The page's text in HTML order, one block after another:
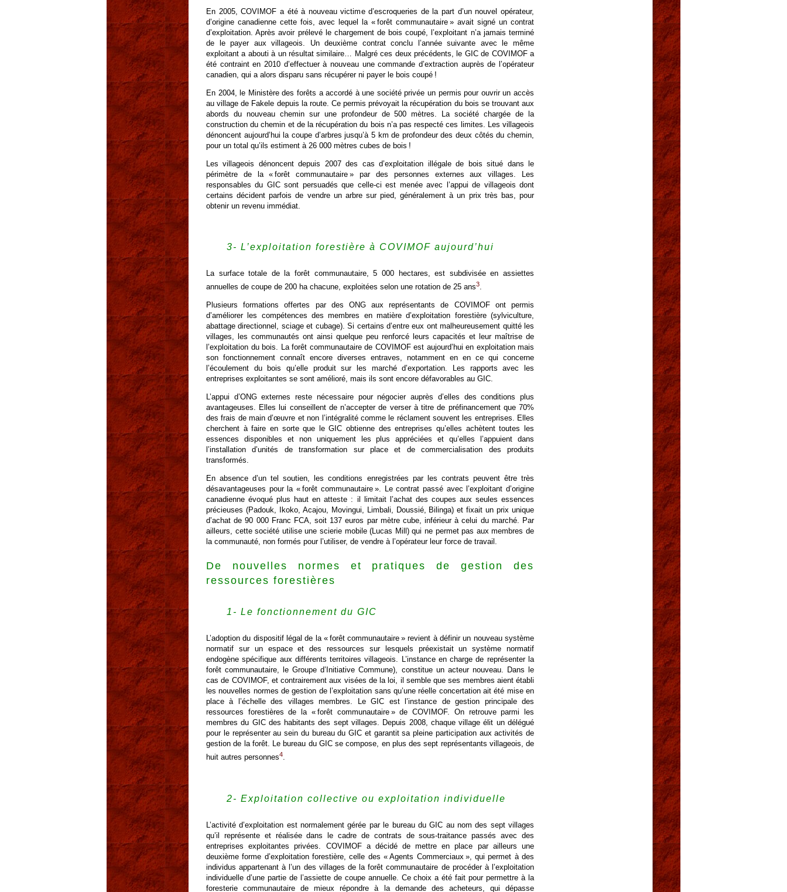
En 2005, COVIMOF a été à nouveau victime d’escroqueries de la part d’un nouvel opérateur,
d’origine canadienne cette fois, avec lequel la « forêt communautaire » avait signé un contrat
d’exploitation. Après avoir prélevé le chargement de bois coupé, l’exploitant n’a jamais terminé
de le payer aux villageois. Un deuxième contrat conclu l’année suivante avec le même
exploitant a abouti à un résultat similaire… Malgré ces deux précédents, le GIC de COVIMOF a
été contraint en 2010 d’effectuer à nouveau une commande d’extraction auprès de l’opérateur
canadien, qui a alors disparu sans récupérer ni payer le bois coupé !
En 2004, le Ministère des forêts a accordé à une société privée un permis pour ouvrir un accès
au village de Fakele depuis la route. Ce permis prévoyait la récupération du bois se trouvant aux
abords du nouveau chemin sur une profondeur de 500 mètres. La société chargée de la
construction du chemin et de la récupération du bois n’a pas respecté ces limites. Les villageois
dénoncent aujourd’hui la coupe d’arbres jusqu’à 5 km de profondeur des deux côtés du chemin,
pour un total qu’ils estiment à 26 000 mètres cubes de bois !
Les villageois dénoncent depuis 2007 des cas d’exploitation illégale de bois situé dans le
périmètre de la « forêt communautaire » par des personnes externes aux villages. Les
responsables du GIC sont persuadés que celle-ci est menée avec l’appui de villageois dont
certains décident parfois de vendre un arbre sur pied, généralement à un prix très bas, pour
obtenir un revenu immédiat.
3- L’exploitation forestière à COVIMOF aujourd’hui
La surface totale de la forêt communautaire, 5 000 hectares, est subdivisée en assiettes
annuelles de coupe de 200 ha chacune, exploitées selon une rotation de 25 ans3.
Plusieurs formations offertes par des ONG aux représentants de COVIMOF ont permis
d’améliorer les compétences des membres en matière d’exploitation forestière (sylviculture,
abattage directionnel, sciage et cubage). Si certains d’entre eux ont malheureusement quitté les
villages, les communautés ont ainsi quelque peu renforcé leurs capacités et leur maîtrise de
l’exploitation du bois. La forêt communautaire de COVIMOF est aujourd’hui en exploitation mais
son fonctionnement connaît encore diverses entraves, notamment en en ce qui concerne
l’écoulement du bois qu’elle produit sur les marché d’exportation. Les rapports avec les
entreprises exploitantes se sont amélioré, mais ils sont encore défavorables au GIC.
L’appui d’ONG externes reste nécessaire pour négocier auprès d’elles des conditions plus
avantageuses. Elles lui conseillent de n’accepter de verser à titre de préfinancement que 70%
des frais de main d’œuvre et non l’intégralité comme le réclament souvent les entreprises. Elles
cherchent à faire en sorte que le GIC obtienne des entreprises qu’elles achètent toutes les
essences disponibles et non uniquement les plus appréciées et qu’elles l’appuient dans
l’installation d’unités de transformation sur place et de commercialisation des produits
transformés.
En absence d’un tel soutien, les conditions enregistrées par les contrats peuvent être très
désavantageuses pour la « forêt communautaire ». Le contrat passé avec l’exploitant d’origine
canadienne évoqué plus haut en atteste : il limitait l’achat des coupes aux seules essences
précieuses (Padouk, Ikoko, Acajou, Movingui, Limbali, Doussié, Bilinga) et fixait un prix unique
d’achat de 90 000 Franc FCA, soit 137 euros par mètre cube, inférieur à celui du marché. Par
ailleurs, cette société utilise une scierie mobile (Lucas Mill) qui ne permet pas aux membres de
la communauté, non formés pour l’utiliser, de vendre à l’opérateur leur force de travail.
De nouvelles normes et pratiques de gestion des
ressources forestières
1- Le fonctionnement du GIC
L’adoption du dispositif légal de la « forêt communautaire » revient à définir un nouveau système
normatif sur un espace et des ressources sur lesquels préexistait un système normatif
endogène spécifique aux différents territoires villageois. L’instance en charge de représenter la
forêt communautaire, le Groupe d’Initiative Commune), constitue un acteur nouveau. Dans le
cas de COVIMOF, et contrairement aux visées de la loi, il semble que ses membres aient établi
les nouvelles normes de gestion de l’exploitation sans qu’une réelle concertation ait été mise en
place à l’échelle des villages membres. Le GIC est l’instance de gestion principale des
ressources forestières de la « forêt communautaire » de COVIMOF. On retrouve parmi les
membres du GIC des habitants des sept villages. Depuis 2008, chaque village élit un délégué
pour le représenter au sein du bureau du GIC et garantit sa pleine participation aux activités de
gestion de la forêt. Le bureau du GIC se compose, en plus des sept représentants villageois, de
huit autres personnes4.
2- Exploitation collective ou exploitation individuelle
L’activité d’exploitation est normalement gérée par le bureau du GIC au nom des sept villages
qu’il représente et réalisée dans le cadre de contrats de sous-traitance passés avec des
entreprises exploitantes privées. COVIMOF a décidé de mettre en place par ailleurs une
deuxième forme d’exploitation forestière, celle des « Agents Commerciaux », qui permet à des
individus appartenant à l’un des villages de la forêt communautaire de procéder à l’exploitation
individuelle d’une partie de l’assiette de coupe annuelle. Ce choix a été fait pour permettre à la
foresterie communautaire de mieux répondre à la demande des acheteurs, qui dépasse